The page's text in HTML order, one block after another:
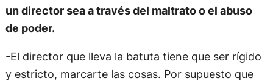
un director sea a través del maltrato o el abuso
de poder.
-El director que lleva la batuta tiene que ser rígido
y estricto, marcarte las cosas. Por supuesto que